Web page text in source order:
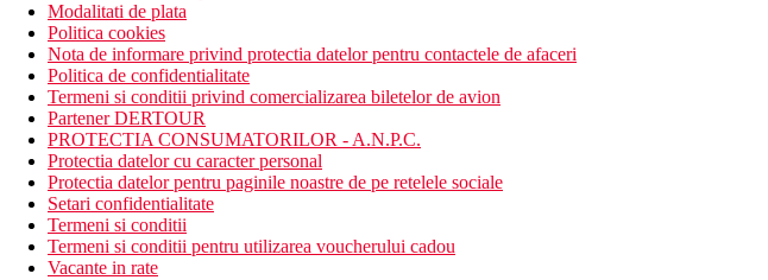
Modalitati de plata
Politica cookies
Nota de informare privind protectia datelor pentru contactele de afaceri
Politica de confidentialitate
Termeni si conditii privind comercializarea biletelor de avion
Partener DERTOUR
PROTECTIA CONSUMATORILOR - A.N.P.C.
Protectia datelor cu caracter personal
Protectia datelor pentru paginile noastre de pe retelele sociale
Setari confidentialitate
Termeni si conditii
Termeni si conditii pentru utilizarea voucherului cadou
Vacante in rate